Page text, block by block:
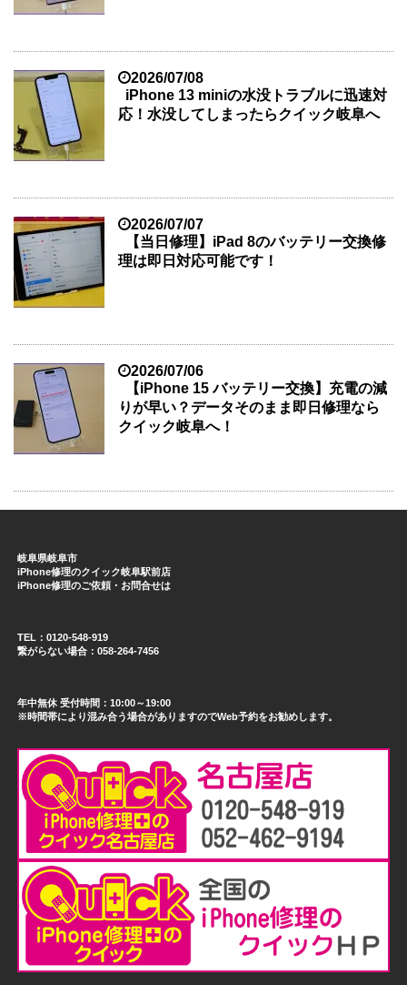
2026/07/08
iPhone 13 miniの水没トラブルに迅速対
応！水没してしまったらクイック岐阜へ
2026/07/07
【当日修理】iPad 8のバッテリー交換修
理は即日対応可能です！
2026/07/06
【iPhone 15 バッテリー交換】充電の減
りが早い？データそのまま即日修理なら
クイック岐阜へ！
岐阜県岐阜市
iPhone修理のクイック岐阜駅前店
iPhone修理のご依頼・お問合せは
TEL：0120-548-919
繋がらない場合：058-264-7456
年中無休 受付時間：10:00～19:00
※時間帯により混み合う場合がありますのでWeb予約をお勧めします。